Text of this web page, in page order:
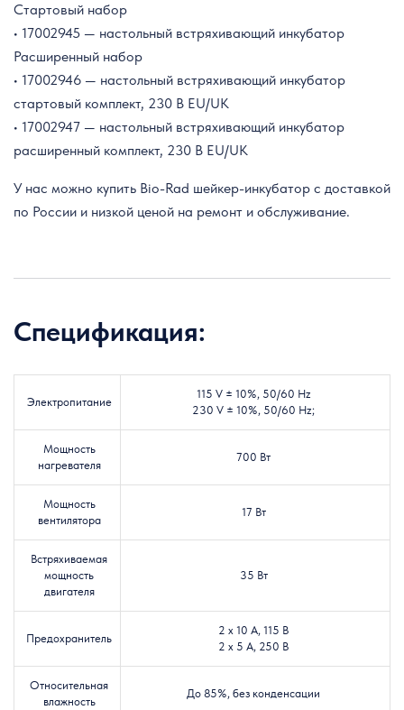
Стартовый набор
• 17002945 — настольный встряхивающий инкубатор
Расширенный набор
• 17002946 — настольный встряхивающий инкубатор
стартовый комплект, 230 В EU/UK
• 17002947 — настольный встряхивающий инкубатор
расширенный комплект, 230 В EU/UK
У нас можно купить Bio-Rad шейкер-инкубатор с доставкой
по России и низкой ценой на ремонт и обслуживание.
Спецификация:
Электропитание
115 V ± 10%, 50/60 Hz
230 V ± 10%, 50/60 Hz;
Мощность
нагревателя
700 Вт
Мощность
вентилятора
17 Вт
Встряхиваемая
мощность
двигателя
35 Вт
Предохранитель
2 х 10 А, 115 В
2 х 5 А, 250 В
Относительная
влажность
До 85%, без конденсации